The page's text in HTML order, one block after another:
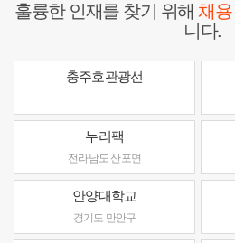
훌륭한 인재를 찾기 위해채
니다.
충주호관광선
누리팩
전라남도 산포면
안양대학교
경기도 만안구